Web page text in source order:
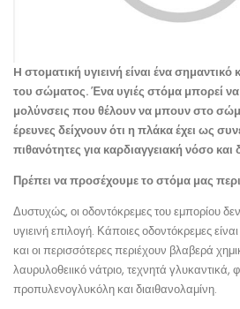
H στοματική υγιεινή είναι ένα σημαντικό
του σώματος. Ένα υγιές στόμα μπορεί
μολύνσεις που θέλουν να μπουν στο
έρευνες δείχνουν ότι η πλάκα έχει ως
πιθανότητες για καρδιαγγειακή νόσο και
Πρέπει να προσέχουμε το στόμα μας
Δυστυχώς, οι οδοντόκρεμες του εμπορίου δεν
υγιεινή επιλογή. Κάποιες οδοντόκρεμες
και οι περισσότερες περιέχουν βλαβερά
λαυρυλοθειικό νάτριο, τεχνητά γλυκαντικά,
προπυλενογλυκόλη και διαιθανολαμίνη.